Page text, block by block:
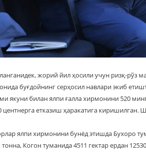
жорий йил ҳосили учун ризқ-рўз
буғдойнинг серҳосил навлари экиб
якуни билан ялпи ғалла хирмонини 520
центнерга етказиш ҳаракатига
ялпи хирмонини бунёд этишда Бухоро
тонна, Когон туманида 4511 гектар ердан